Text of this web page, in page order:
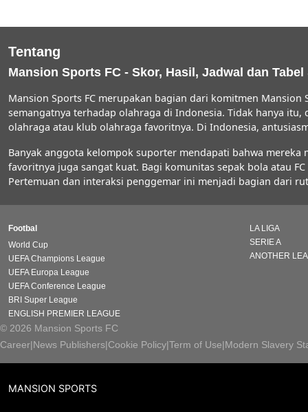
Tentang
Mansion Sports FC - Skor, Hasil, Jadwal dan
Mansion Sports FC merupakan bagian dari komitmen
semangatnya terhadap olahraga di Indonesia. Tidak hanya
olahraga atau klub olahraga favoritnya. Di Indonesia,
Banyak anggota kelompok suporter mendapati bahwa
favoritnya juga sangat kuat. Bagi komunitas sepak bola atau
Pertemuan dan interaksi penggemar ini menjadi bagian dari
Footbal
World Cup
UEFA Champions League
UEFA Europa League
UEFA Conference League
BRI Super League
ENGLISH PREMIER LEAGUE
LA LIGA
SERIE A
ANOTHER
© 2026 Mansion Sports FC
Career|News Publishers|Cookie Policy|Term of Use|Modern Slavery
MANSION SPORTS